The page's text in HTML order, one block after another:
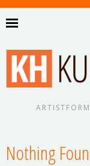
Nothing